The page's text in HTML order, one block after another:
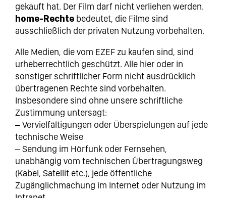
gekauft hat. Der Film darf nicht verliehen werden.
home-Rechte bedeutet, die Filme sind
ausschließlich der privaten Nutzung vorbehalten.
Alle Medien, die vom EZEF zu kaufen sind, sind
urheberrechtlich geschützt. Alle hier oder in
sonstiger schriftlicher Form nicht ausdrücklich
übertragenen Rechte sind vorbehalten.
Insbesondere sind ohne unsere schriftliche
Zustimmung untersagt:
– Vervielfältigungen oder Überspielungen auf jede
technische Weise
– Sendung im Hörfunk oder Fernsehen,
unabhängig vom technischen Übertragungsweg
(Kabel, Satellit etc.), jede öffentliche
Zugänglichmachung im Internet oder Nutzung im